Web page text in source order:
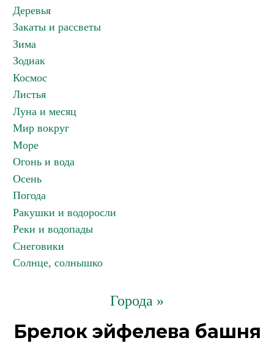
Деревья
Закаты и рассветы
Зима
Зодиак
Космос
Листья
Луна и месяц
Мир вокруг
Море
Огонь и вода
Осень
Погода
Ракушки и водоросли
Реки и водопады
Снеговики
Солнце, солнышко
Города »
Брелок эйфелева башня